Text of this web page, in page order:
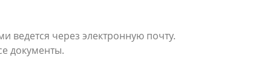
ведется через электронную почту.
документы.